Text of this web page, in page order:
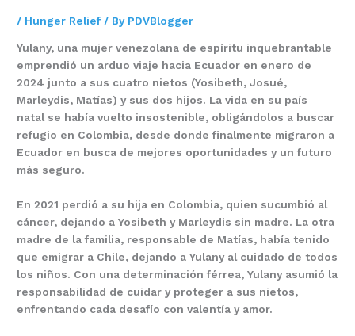
/ Hunger Relief / By PDVBlogger
Yulany, una mujer venezolana de espíritu inquebrantable
emprendió un arduo viaje hacia Ecuador en enero de
2024 junto a sus cuatro nietos (Yosibeth, Josué,
Marleydis, Matías) y sus dos hijos. La vida en su país
natal se había vuelto insostenible, obligándolos a buscar
refugio en Colombia, desde donde finalmente migraron a
Ecuador en busca de mejores oportunidades y un futuro
más seguro.
En 2021 perdió a su hija en Colombia, quien sucumbió al
cáncer, dejando a Yosibeth y Marleydis sin madre. La otra
madre de la familia, responsable de Matías, había tenido
que emigrar a Chile, dejando a Yulany al cuidado de todos
los niños. Con una determinación férrea, Yulany asumió la
responsabilidad de cuidar y proteger a sus nietos,
enfrentando cada desafío con valentía y amor.